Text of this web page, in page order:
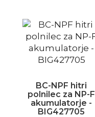
BC-NPF hitri
polnilec za NP-F
akumulatorje -
BIG427705